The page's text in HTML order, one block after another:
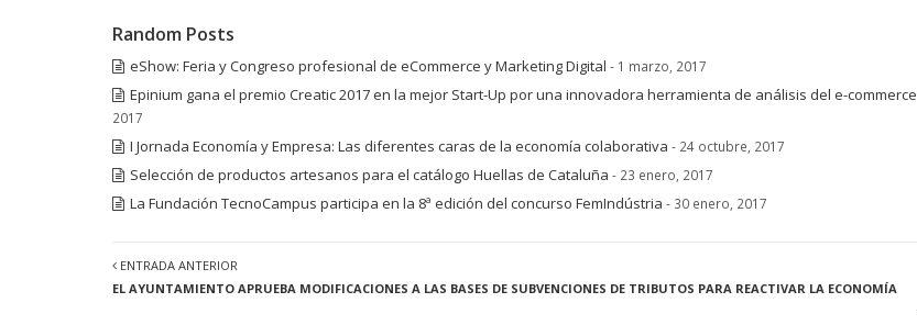
Random Posts
eShow: Feria y Congreso profesional de eCommerce y Marketing Digital - 1 marzo, 2017
Epinium gana el premio Creatic 2017 en la mejor Start-Up por una innovadora herramienta de análisis del e-commerce
2017
I Jornada Economía y Empresa: Las diferentes caras de la economía colaborativa - 24 octubre, 2017
Selección de productos artesanos para el catálogo Huellas de Cataluña - 23 enero, 2017
La Fundación TecnoCampus participa en la 8ª edición del concurso FemIndústria - 30 enero, 2017
ENTRADA ANTERIOR
EL AYUNTAMIENTO APRUEBA MODIFICACIONES A LAS BASES DE SUBVENCIONES DE TRIBUTOS PARA REACTIVAR LA ECONOMÍA